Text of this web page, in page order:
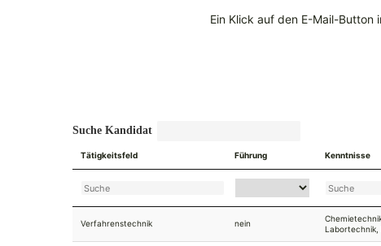
Ein Klick auf den E-Mail-Button
Suche Kandidat
Tätigkeitsfeld Führung Kenntnisse
Verfahrenstechnik nein
Labortechnik,